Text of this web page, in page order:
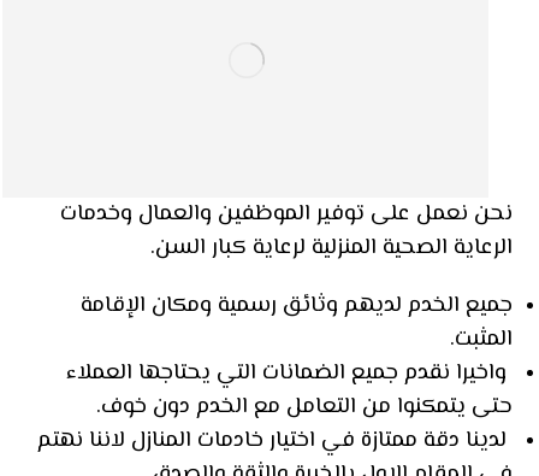
نحن نعمل على توفير الموظفين والعمال وخدمات
الرعاية الصحية المنزلية لرعاية كبار السن.
جميع الخدم لديهم وثائق رسمية ومكان الإقامة
المثبت.
واخيرا نقدم جميع الضمانات التي يحتاجها العملاء
حتى يتمكنوا من التعامل مع الخدم دون خوف.
لدينا دقة ممتازة في اختيار خادمات المنازل لاننا نهتم